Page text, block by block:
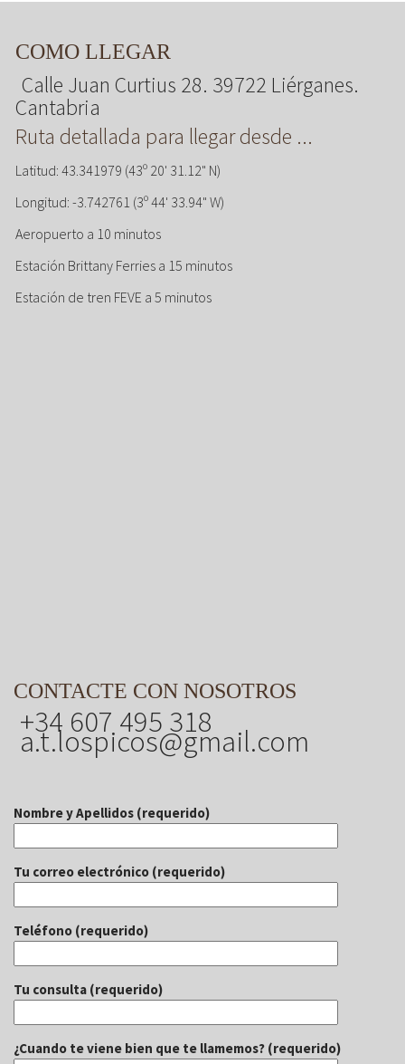
COMO LLEGAR
Calle Juan Curtius 28. 39722 Liérganes.
Cantabria
Ruta detallada para llegar desde ...
Latitud: 43.341979 (43º 20' 31.12" N)
Longitud: -3.742761 (3º 44' 33.94" W)
Aeropuerto a 10 minutos
Estación Brittany Ferries a 15 minutos
Estación de tren FEVE a 5 minutos
CONTACTE CON NOSOTROS
+34 607 495 318
a.t.lospicos@gmail.com
Nombre y Apellidos (requerido)
Tu correo electrónico (requerido)
Teléfono (requerido)
Tu consulta (requerido)
¿Cuando te viene bien que te llamemos? (requerido)